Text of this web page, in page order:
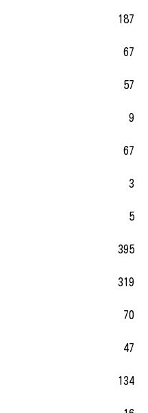
187
67
57
9
67
3
5
395
319
70
47
134